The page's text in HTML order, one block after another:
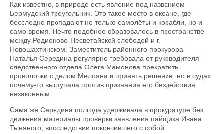
Как известно, в природе есть явление под названием
Бермудский треугольник. Это такое место в океане, где
бесследно пропадают не только самолёты и корабли, но и
само время. Нечто подобное образовалось в пространстве
между Родионово-Несветайской слободой и г.
Новошахтинском. Заместитель районного прокурора
Наталья Середина регулярно требовала от руководителя
следственного отдела Олега Мамонова прекратить
проволочки с делом Мелояна и принять решение, но в судах
почему-то выступала против признания его бездействия
незаконным.
Сама же Середина полгода удерживала в прокуратуре без
движения материалы проверки заявления пайщика Ивана
Тыняного, впоследствии покончившего с собой.